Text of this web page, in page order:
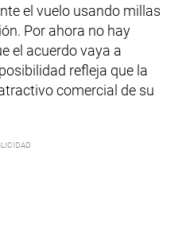
el vuelo usando millas
Por ahora no hay
el acuerdo vaya a
refleja que la
comercial de su